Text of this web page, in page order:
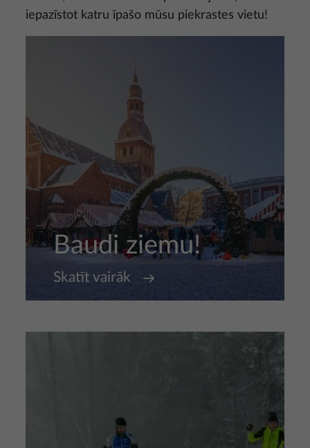
iepazīstot katru īpašo mūsu piekrastes vietu!
Baudi ziemu!
Skatīt vairāk